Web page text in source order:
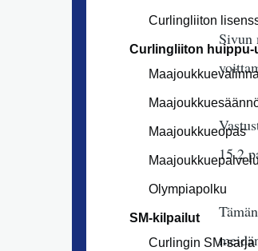
Curlingliiton
Curlingliiton huippu-
Maajoukkueopas
Olympiapolku
SM-kilpailut
Curlingin SM-sarja
Sivun
15.2